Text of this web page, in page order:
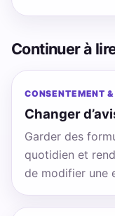
Continuer à
CONSENTEMENT
Changer
Garder des
quotidien et
de modifier une